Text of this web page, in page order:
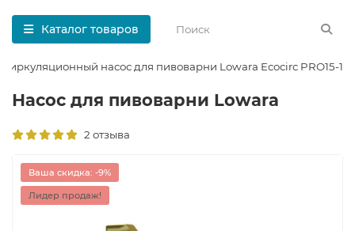
Каталог товаров
Циркуляционный насос для пивоварни Lowara Ecocirc PRO15-1
Насос для пивоварни Lowara
2 отзыва
Ваша скидка: -9%
Лидер продаж!